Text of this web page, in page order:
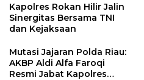
Kapolres Rokan Hilir Jalin
Sinergitas Bersama TNI
dan Kejaksaan
Mutasi Jajaran Polda Riau:
AKBP Aldi Alfa Faroqi
Resmi Jabat Kapolres